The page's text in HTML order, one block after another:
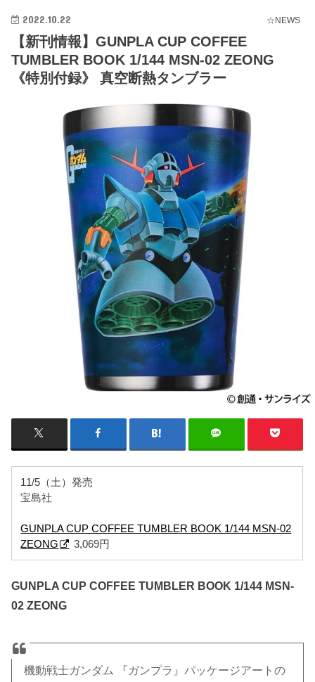
☆NEWS
2022.10.22
【新刊情報】GUNPLA CUP COFFEE
TUMBLER BOOK 1/144 MSN-02 ZEONG
《特別付録》 真空断熱タンブラー
11/5（土）発売
宝島社
GUNPLA CUP COFFEE TUMBLER BOOK 1/144 MSN-02
ZEONG
3,069円
GUNPLA CUP COFFEE TUMBLER BOOK 1/144 MSN-
02 ZEONG
機動戦士ガンダム 『ガンプラ』パッケージアートの